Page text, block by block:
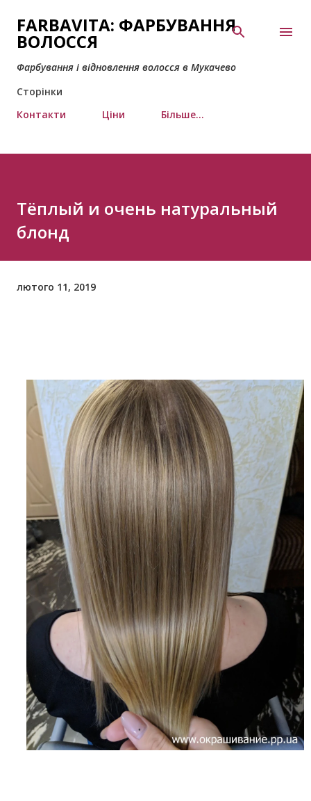
Перейти до основного вмісту
FARBAVITA: ФАРБУВАННЯ
ВОЛОССЯ
Фарбування і відновлення волосся в Мукачево
Сторінки
Контакти
Ціни Більше…
Тёплый и очень натуральный
блонд
лютого 11, 2019